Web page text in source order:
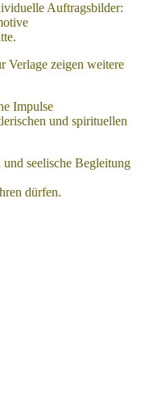
Auftragsbilder:
Verlage zeigen weitere
Impulse
und spirituellen
seelische Begleitung
dürfen.